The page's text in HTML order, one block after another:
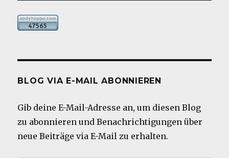
BLOG VIA E-MAIL ABONNIEREN
Gib deine E-Mail-Adresse an, um diesen Blog
zu abonnieren und Benachrichtigungen über
neue Beiträge via E-Mail zu erhalten.